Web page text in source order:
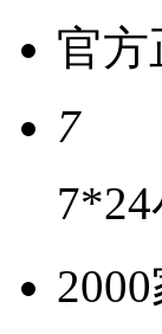
官方
7